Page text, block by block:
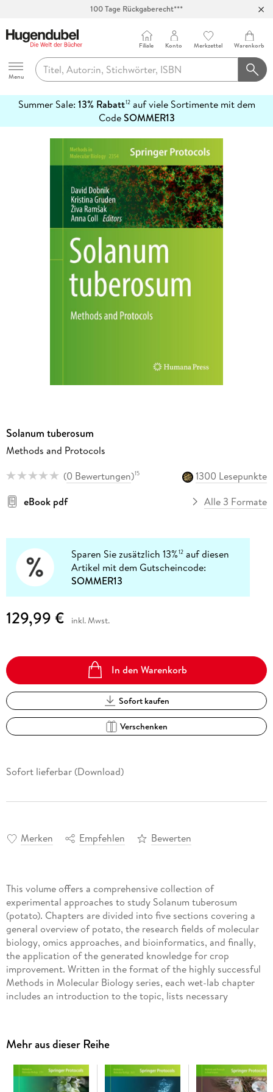
Hugendubel
Menu
Filiale Konto Merkzettel Warenkorb
Summer Sale: 13% Rabatt12auf viele Sortimente mit dem
CodeSOMMER13
erfahren
Solanum tuberosum
Methods and Protocols
(0 Bewertungen)15
1300 Lesepunkte
eBook pdf
Alle 3 Formate
Sparen Sie zusätzlich 13%12 auf diesen
Artikel mit dem Gutscheincode:
SOMMER13
129,99 € inkl. Mwst.
In den Warenkorb
Sofort kaufen
Verschenken
Sofort lieferbar (Download)
Merken Empfehlen Bewerten
This volume offers a comprehensive collection of
experimental approaches to study Solanum tuberosum
(potato). Chapters are divided into five sections covering a
general overview of potato, the research fields of molecular
biology, omics approaches, and bioinformatics, and finally,
the application of the generated knowledge for crop
improvement. Written in the format of the highly successful
Methods in Molecular Biology series, each wet-lab chapter
includes an introduction to the topic, lists necessary
Mehr aus dieser Reihe